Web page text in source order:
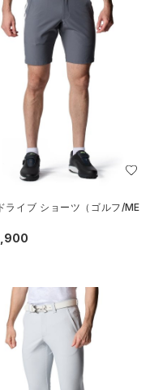
ライブ ショーツ（ゴルフ/ME